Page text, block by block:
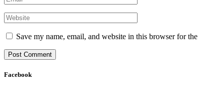
Save my name, email, and website in this browser for
Facebook